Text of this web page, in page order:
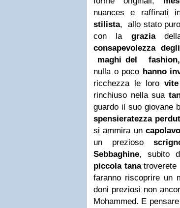
nuances e raffinati
stilista, allo stato
con lagrazia
consapevolezza
maghi del
fashion,
nulla o poco hanno
ricchezza le loro
rinchiuso nella sua
guardo il suo giovane
spensieratezza
si ammira un
un prezioso
Sebbaghine, subito
piccola tanatroverete
faranno riscoprire un
doni preziosi non
Mohammed. E